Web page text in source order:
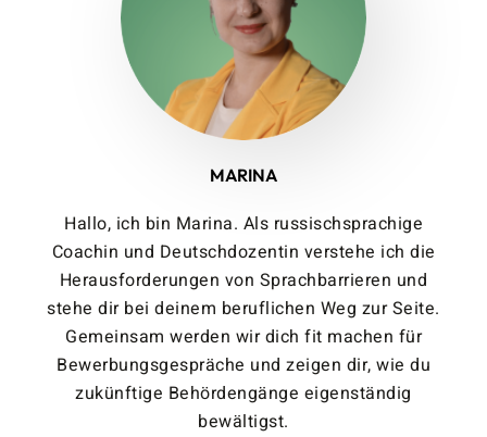
MARINA
Hallo, ich bin Marina. Als russischsprachige
Coachin und Deutschdozentin verstehe ich die
Herausforderungen von Sprachbarrieren und
stehe dir bei deinem beruflichen Weg zur Seite.
Gemeinsam werden wir dich fit machen für
Bewerbungsgespräche und zeigen dir, wie du
zukünftige Behördengänge eigenständig
bewältigst.